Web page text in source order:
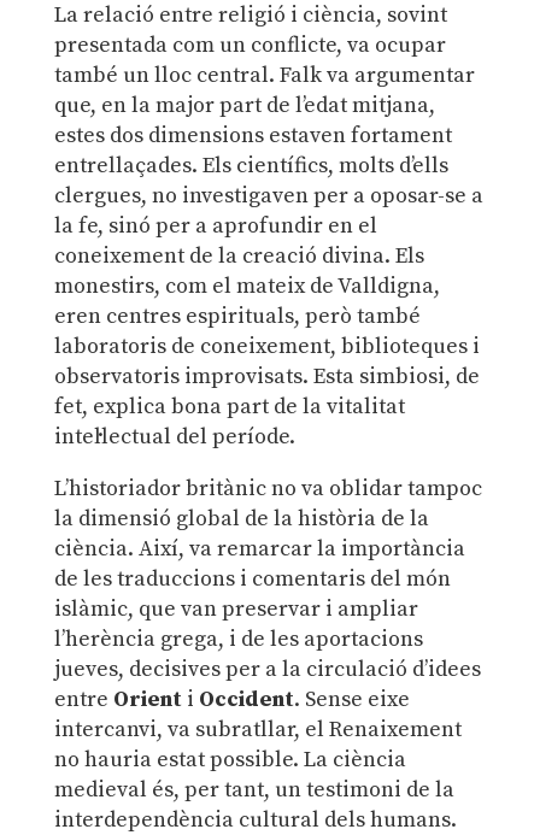
La relació entre religió i ciència, sovint
presentada com un conflicte, va ocupar
també un lloc central. Falk va argumentar
que, en la major part de l’edat mitjana,
estes dos dimensions estaven fortament
entrellaçades. Els científics, molts d’ells
clergues, no investigaven per a oposar-se a
la fe, sinó per a aprofundir en el
coneixement de la creació divina. Els
monestirs, com el mateix de Valldigna,
eren centres espirituals, però també
laboratoris de coneixement, biblioteques i
observatoris improvisats. Esta simbiosi, de
fet, explica bona part de la vitalitat
intel·lectual del període.
L’historiador britànic no va oblidar tampoc
la dimensió global de la història de la
ciència. Així, va remarcar la importància
de les traduccions i comentaris del món
islàmic, que van preservar i ampliar
l’herència grega, i de les aportacions
jueves, decisives per a la circulació d’idees
entre Orienti Occident. Sense eixe
intercanvi, va subratllar, el Renaixement
no hauria estat possible. La ciència
medieval és, per tant, un testimoni de la
interdependència cultural dels humans.